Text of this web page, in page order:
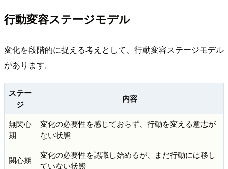
行動変容ステージモデル
変化を段階的に捉える考えとして、行動変容ステージモデル
があります。
ステー
ジ
内容
無関心
期
変化の必要性を感じておらず、行動を変える意志が
ない状態
関心期
変化の必要性を認識し始めるが、まだ行動には移し
ていない状態